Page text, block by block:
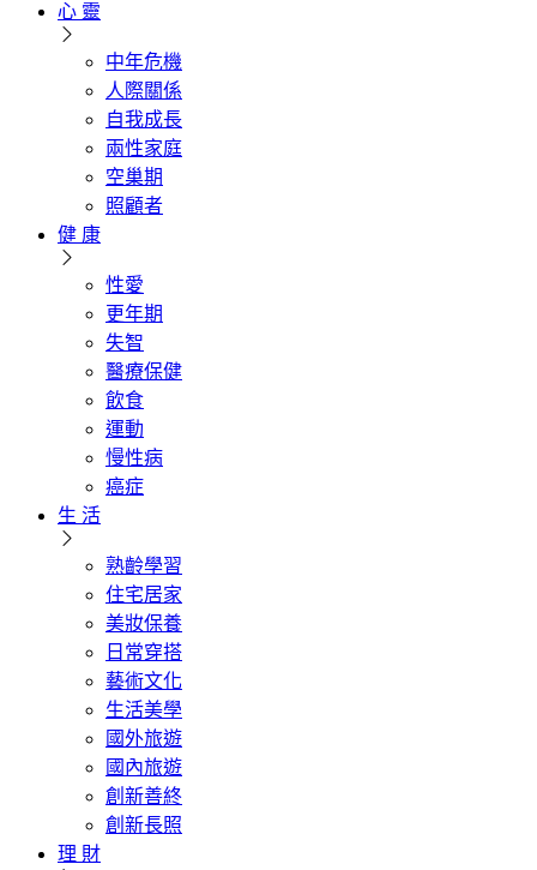
心 靈
中年危機
人際關係
自我成長
兩性家庭
空巢期
照顧者
健 康
性愛
更年期
失智
醫療保健
飲食
運動
慢性病
癌症
生 活
熟齡學習
住宅居家
美妝保養
日常穿搭
藝術文化
生活美學
國外旅遊
國內旅遊
創新善終
創新長照
理 財